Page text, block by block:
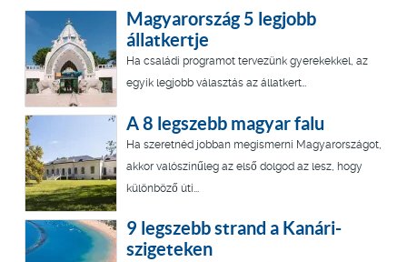
Magyarország 5 legjobb
állatkertje
Ha családi programot tervezünk gyerekekkel, az
egyik legjobb választás az állatkert…
A 8 legszebb magyar falu
Ha szeretnéd jobban megismerni Magyarországot,
akkor valószínűleg az első dolgod az lesz, hogy
különböző úti...
9 legszebb strand a Kanári-
szigeteken